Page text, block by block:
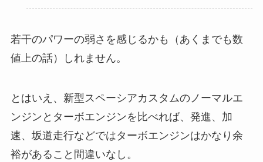
若干のパワーの弱さを感じるかも（あくまでも数
値上の話）しれません。
とはいえ、新型スペーシアカスタムのノーマルエ
ンジンとターボエンジンを比べれば、発進、加
速、坂道走行などではターボエンジンはかなり余
裕があること間違いなし。